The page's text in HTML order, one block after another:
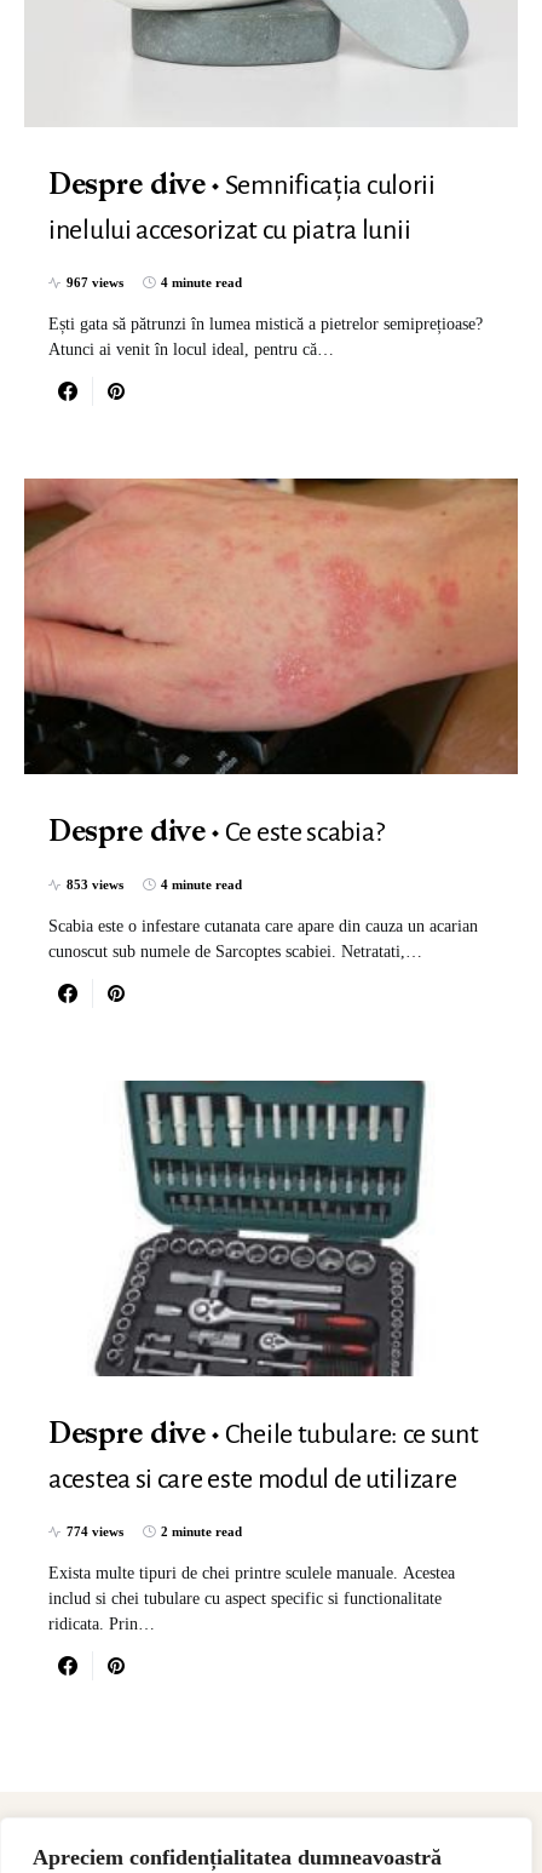
Apreciem confidențialitatea dumneavoastră
Despre dive
Semnificația culorii
inelului accesorizat cu piatra lunii
967 views 4 minute read
Ești gata să pătrunzi în lumea mistică a pietrelor semiprețioase?
Atunci ai venit în locul ideal, pentru că…
Despre dive Ce este scabia?
853 views 4 minute read
Scabia este o infestare cutanata care apare din cauza un acarian
cunoscut sub numele de Sarcoptes scabiei. Netratati,…
Despre dive
Cheile tubulare: ce sunt
acestea si care este modul de utilizare
774 views 2 minute read
Exista multe tipuri de chei printre sculele manuale. Acestea
includ si chei tubulare cu aspect specific si functionalitate
ridicata. Prin…